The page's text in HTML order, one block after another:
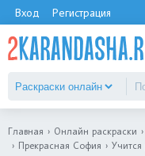
Вход Регистрация
Главная Онлайн раскраски
Прекрасная София
Учится